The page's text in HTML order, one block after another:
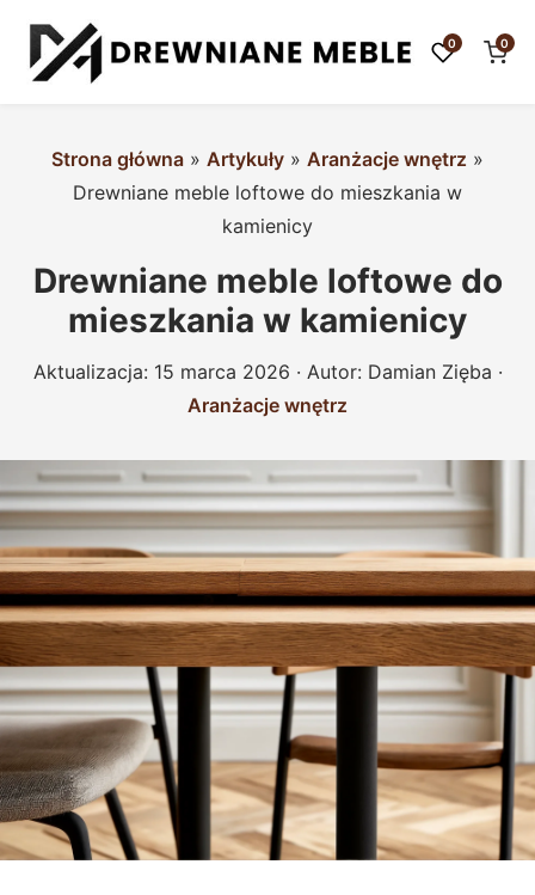
0 0
Strona główna » Artykuły » Aranżacje wnętrz »
Drewniane meble loftowe do mieszkania w
kamienicy
Drewniane meble loftowe do
mieszkania w kamienicy
Aktualizacja: 15 marca 2026 · Autor: Damian Zięba ·
Aranżacje wnętrz